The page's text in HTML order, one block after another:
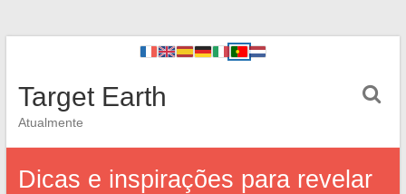
Target Earth
Atualmente
Dicas e inspirações para revelar